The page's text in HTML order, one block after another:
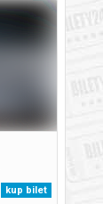
kup bilet